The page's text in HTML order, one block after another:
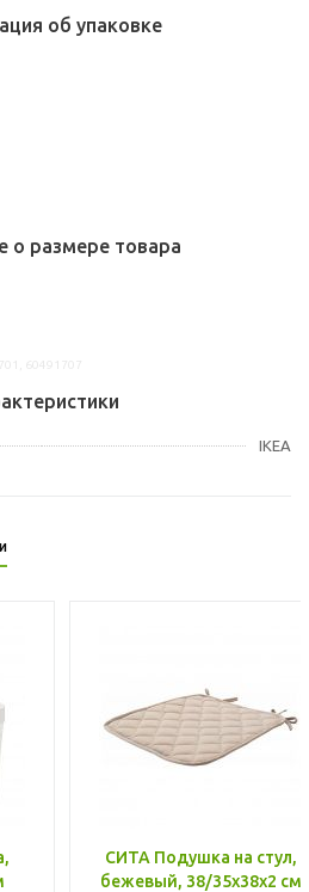
об упаковке
о размере товара
IKEA
СИТА Подушка на стул,
бежевый, 38/35x38x2 см